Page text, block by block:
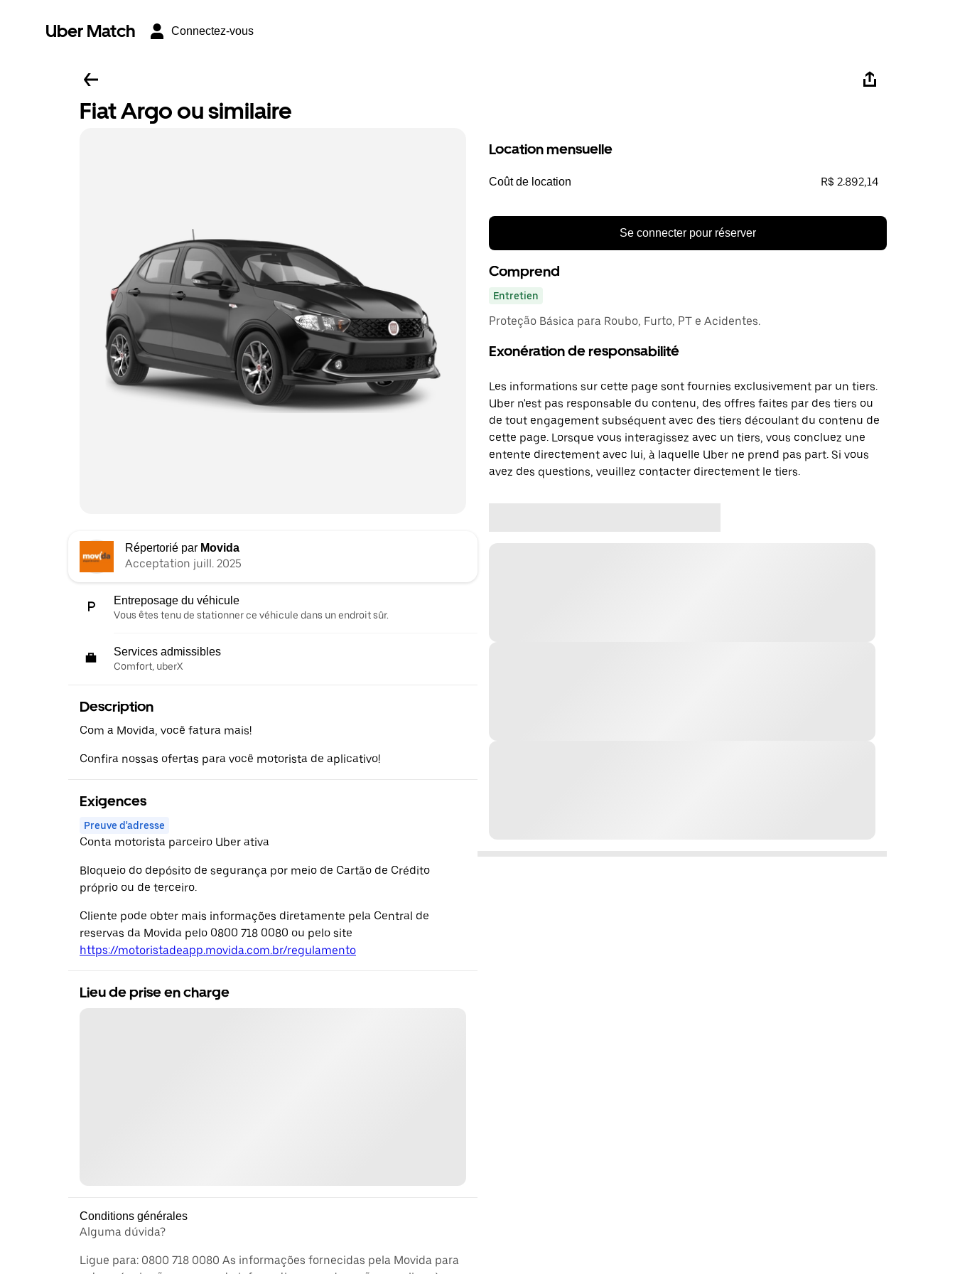
Uber Match Connectez-vous
Fiat Argo ou similaire
Répertorié par Movida
Acceptation juill. 2025
Entreposage du véhicule
Vous êtes tenu de stationner ce véhicule dans un endroit sûr.
Services admissibles
Comfort, uberX
Description
Com a Movida, você fatura mais!
Confira nossas ofertas para você motorista de aplicativo!
Exigences
Preuve d'adresse
Conta motorista parceiro Uber ativa
Bloqueio do depósito de segurança por meio de Cartão de Crédito
próprio ou de terceiro.
Cliente pode obter mais informações diretamente pela Central de
reservas da Movida pelo 0800 718 0080 ou pelo site
https://motoristadeapp.movida.com.br/regulamento
Lieu de prise en charge
Conditions générales
Alguma dúvida?
Ligue para: 0800 718 0080 As informações fornecidas pela Movida para
Location mensuelle
Coût de location R$ 2.892,14
Se connecter pour réserver
Comprend
Entretien
Proteção Básica para Roubo, Furto, PT e Acidentes.
Exonération de responsabilité
Les informations sur cette page sont fournies exclusivement par un tiers.
Uber n'est pas responsable du contenu, des offres faites par des tiers ou
de tout engagement subséquent avec des tiers découlant du contenu de
cette page. Lorsque vous interagissez avec un tiers, vous concluez une
entente directement avec lui, à laquelle Uber ne prend pas part. Si vous
avez des questions, veuillez contacter directement le tiers.